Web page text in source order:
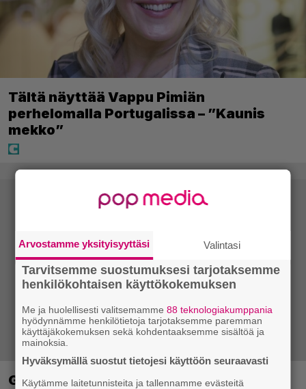
Tältä näyttää Vappu Pimiän
perhelomalla Portugalissa – ”Kaunis
mekko”
Ghost Recon 25 vuotta: nappaa nyt
Arvostamme yksityisyyttäsi Valintasi
Tarvitsemme suostumuksesi tarjotaksemme
henkilökohtaisen käyttökokemuksen
Me ja huolellisesti valitsemamme88 teknologiakumppania
hyödynnämme henkilötietoja tarjotaksemme paremman
käyttäjäkokemuksen sekä kohdentaaksemme sisältöä ja
mainoksia.
Hyväksymällä suostut tietojesi käyttöön seuraavasti
Käytämme laitetunnisteita ja tallennamme evästeitä